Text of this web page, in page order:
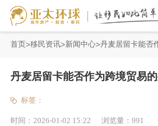
首页 移民资讯 新闻中心 丹麦居留卡能否
丹麦居留卡能否作为跨境贸易
标签：
时间： 2026-01-02 15:22 浏览量： 991